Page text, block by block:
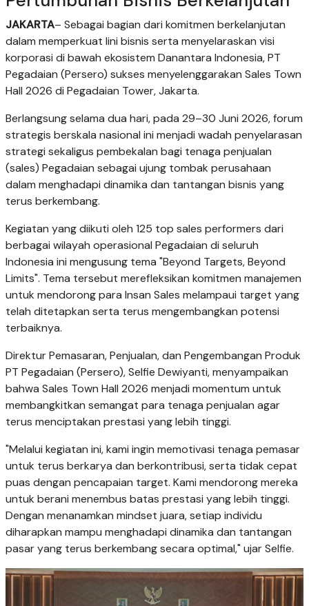
JAKARTA– Sebagai bagian dari komitmen berkelanjutan
dalam memperkuat lini bisnis serta menyelaraskan visi
korporasi di bawah ekosistem Danantara Indonesia, PT
Pegadaian (Persero) sukses menyelenggarakan Sales Town
Hall 2026 di Pegadaian Tower, Jakarta.
Berlangsung selama dua hari, pada 29–30 Juni 2026, forum
strategis berskala nasional ini menjadi wadah penyelarasan
strategi sekaligus pembekalan bagi tenaga penjualan
(sales) Pegadaian sebagai ujung tombak perusahaan
dalam menghadapi dinamika dan tantangan bisnis yang
terus berkembang.
Kegiatan yang diikuti oleh 125 top sales performers dari
berbagai wilayah operasional Pegadaian di seluruh
Indonesia ini mengusung tema "Beyond Targets, Beyond
Limits". Tema tersebut merefleksikan komitmen manajemen
untuk mendorong para Insan Sales melampaui target yang
telah ditetapkan serta terus mengembangkan potensi
terbaiknya.
Direktur Pemasaran, Penjualan, dan Pengembangan Produk
PT Pegadaian (Persero), Selfie Dewiyanti, menyampaikan
bahwa Sales Town Hall 2026 menjadi momentum untuk
membangkitkan semangat para tenaga penjualan agar
terus menciptakan prestasi yang lebih tinggi.
"Melalui kegiatan ini, kami ingin memotivasi tenaga pemasar
untuk terus berkarya dan berkontribusi, serta tidak cepat
puas dengan pencapaian target. Kami mendorong mereka
untuk berani menembus batas prestasi yang lebih tinggi.
Dengan menanamkan mindset juara, setiap individu
diharapkan mampu menghadapi dinamika dan tantangan
pasar yang terus berkembang secara optimal," ujar Selfie.